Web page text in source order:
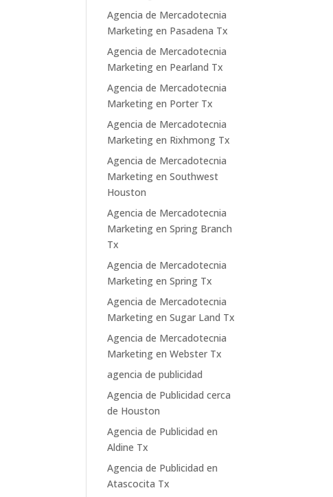
Agencia de Mercadotecnia
Marketing en Pasadena Tx
Agencia de Mercadotecnia
Marketing en Pearland Tx
Agencia de Mercadotecnia
Marketing en Porter Tx
Agencia de Mercadotecnia
Marketing en Rixhmong Tx
Agencia de Mercadotecnia
Marketing en Southwest
Houston
Agencia de Mercadotecnia
Marketing en Spring Branch
Tx
Agencia de Mercadotecnia
Marketing en Spring Tx
Agencia de Mercadotecnia
Marketing en Sugar Land Tx
Agencia de Mercadotecnia
Marketing en Webster Tx
agencia de publicidad
Agencia de Publicidad cerca
de Houston
Agencia de Publicidad en
Aldine Tx
Agencia de Publicidad en
Atascocita Tx